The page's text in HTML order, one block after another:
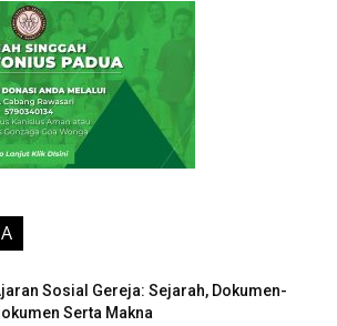
Sosial Gereja: Sejarah, Dokumen-
Serta Makna